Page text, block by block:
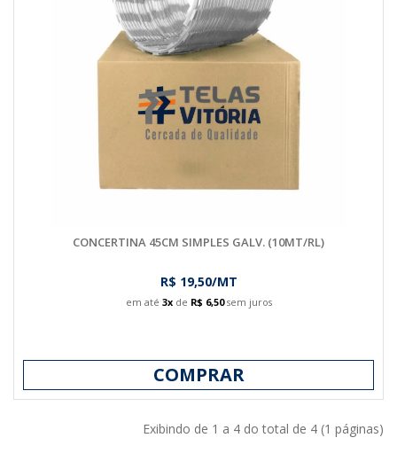
CONCERTINA 45CM SIMPLES GALV. (10MT/RL)
R$ 19,50/MT
em até 3xde R$ 6,50sem juros
COMPRAR
Exibindo de 1 a 4 do total de 4 (1 páginas)